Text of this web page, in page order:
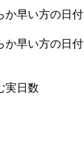
か早い方の日付
か早い方の日付
実日数